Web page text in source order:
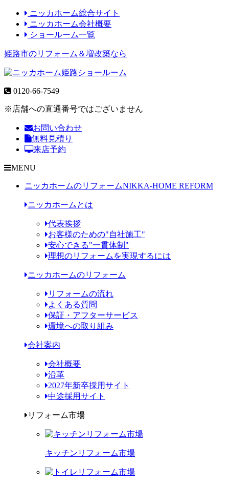
ニッカホーム総合サイト
ニッカホーム会社概要
ショールーム一覧
姫路市のリフォーム＆増改築なら
0120-66-7549
※店舗への直通番号ではございません
お問い合わせ
無料見積り
来店予約
MENU
ニッカホームのリフォームNIKKA-HOME REFORM
ニッカホームとは
代表挨拶
お客様のための"自社施工"
安心できる"一貫体制"
理想のリフォームを実現するには
ニッカホームのリフォーム
リフォームの流れ
よくある質問
保証・アフターサービス
環境への取り組み
会社案内
会社概要
沿革
2027年新卒採用サイト
中途採用サイト
リフォーム市場
キッチンリフォーム市場